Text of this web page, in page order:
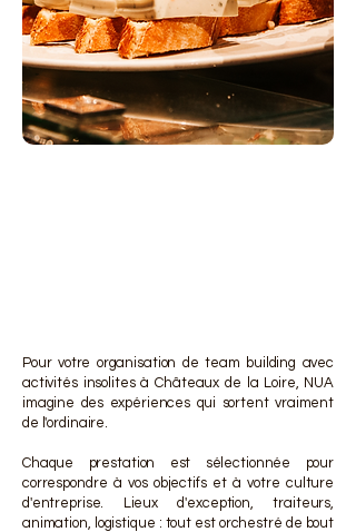
Pour votre organisation de team building avec
activités insolites à Châteaux de la Loire, NUA
imagine des expériences qui sortent vraiment
de l'ordinaire.
Chaque prestation est sélectionnée pour
correspondre à vos objectifs et à votre culture
d'entreprise. Lieux d'exception, traiteurs,
animation, logistique : tout est orchestré de bout